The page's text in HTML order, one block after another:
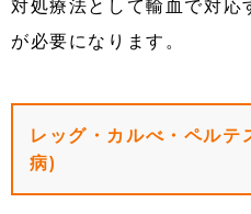
対処療法として輸血で対応
が必要になります。
レッグ・カルべ・ペル
病)